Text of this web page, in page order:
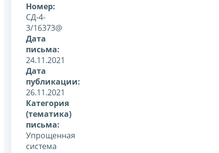
Номер:
СД-4-
3/16373@
Дата
письма:
24.11.2021
Дата
публикации:
26.11.2021
Категория
(тематика)
письма:
Упрощенная
система